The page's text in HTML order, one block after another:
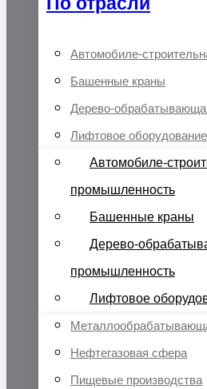
Автомобиле-
Башенные краны
Дерево-
Лифтовое оборудование
Автомобиле-
промышленность
Башенные краны
Дерево-
промышленность
Лифтовое
Нефтегазовая сфера
Пищевые производства